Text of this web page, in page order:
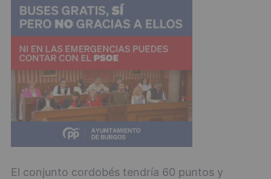
El conjunto cordobés tendría 60 puntos y